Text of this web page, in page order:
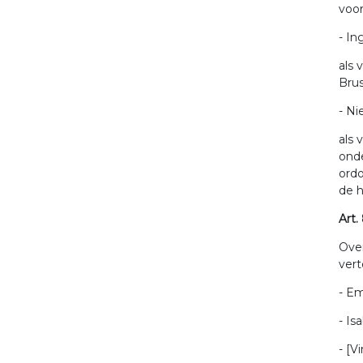
-
als
-
als
de
Art.
-
-
-